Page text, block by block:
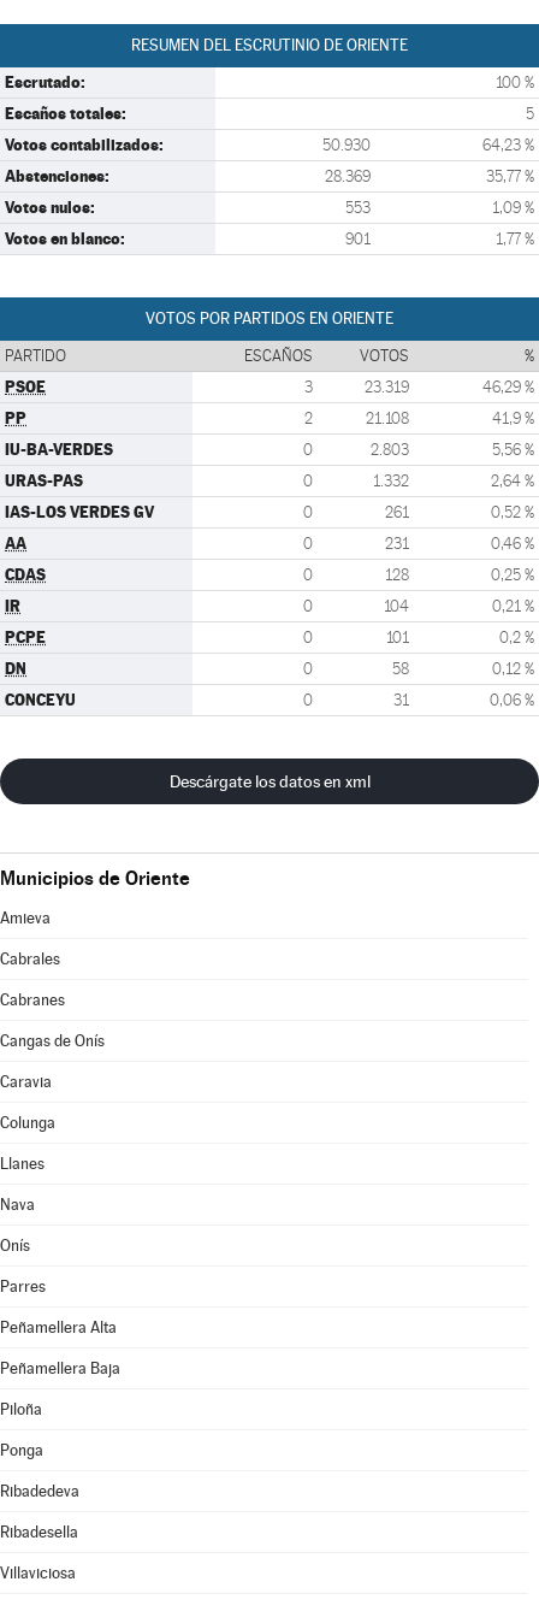
RESUMEN DEL ESCRUTINIO DE ORIENTE
Escrutado: 100 %
Escaños totales: 5
Votos contabilizados: 50.930 64,23 %
Abstenciones: 28.369 35,77 %
Votos nulos: 553 1,09 %
Votos en blanco: 901 1,77 %
VOTOS POR PARTIDOS EN ORIENTE
PARTIDO ESCAÑOS VOTOS %
PSOE 3 23.319 46,29 %
PP 2 21.108 41,9 %
IU-BA-VERDES 0 2.803 5,56 %
URAS-PAS 0 1.332 2,64 %
IAS-LOS VERDES GV 0 261 0,52 %
AA 0 231 0,46 %
CDAS 0 128 0,25 %
IR 0 104 0,21 %
PCPE 0 101 0,2 %
DN 0 58 0,12 %
CONCEYU 0 31 0,06 %
Descárgate los datos en xml
Municipios de Oriente
Amieva
Cabrales
Cabranes
Cangas de Onís
Caravia
Colunga
Llanes
Nava
Onís
Parres
Peñamellera Alta
Peñamellera Baja
Piloña
Ponga
Ribadedeva
Ribadesella
Villaviciosa